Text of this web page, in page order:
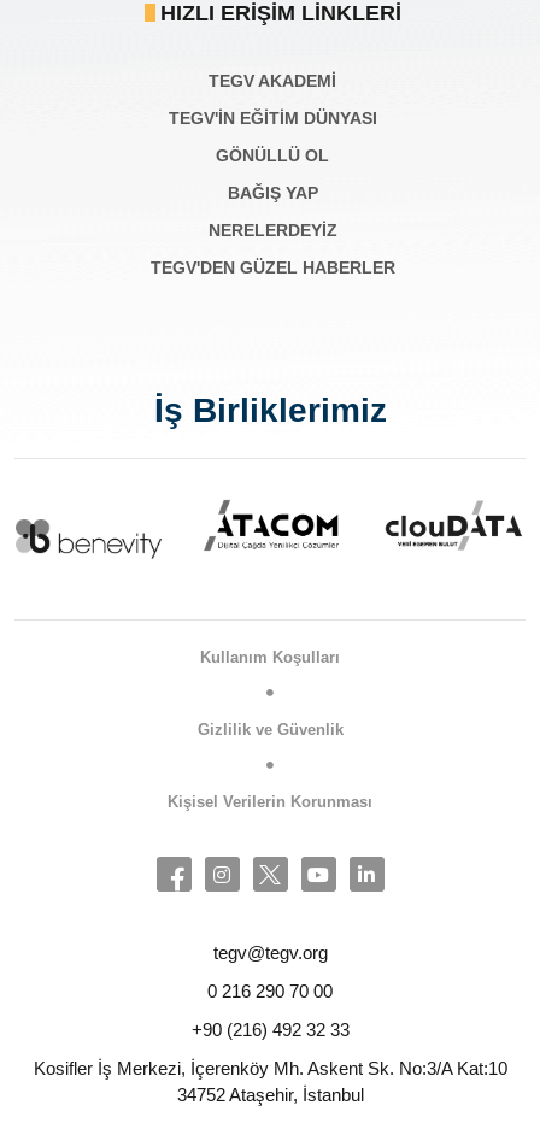
HIZLI ERIŞIM LINKLERI
TEGV AKADEMI
TEGV'İN EĞİTİM DÜNYASI
GÖNÜLLÜ OL
BAĞIŞ YAP
NERELERDEYİZ
TEGV'DEN GÜZEL HABERLER
İş Birliklerimiz
Kullanım Koşulları
Gizlilik ve Güvenlik
Kişisel Verilerin Korunması
tegv@tegv.org
0 216 290 70 00
+90 (216) 492 32 33
Kosifler İş Merkezi, İçerenköy Mh. Askent Sk. No:3/A Kat:10
34752 Ataşehir, İstanbul